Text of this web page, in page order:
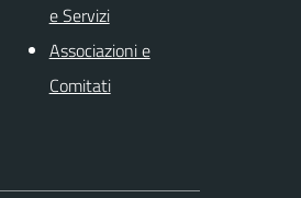
e Servizi
Associazioni e
Comitati